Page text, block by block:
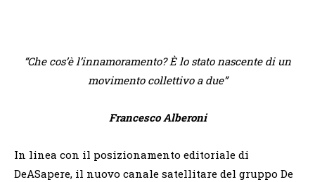
“Che cos’è l’innamoramento? È lo stato nascente di un
movimento collettivo a due”
Francesco Alberoni
In linea con il posizionamento editoriale di
DeASapere, il nuovo canale satellitare del gruppo De